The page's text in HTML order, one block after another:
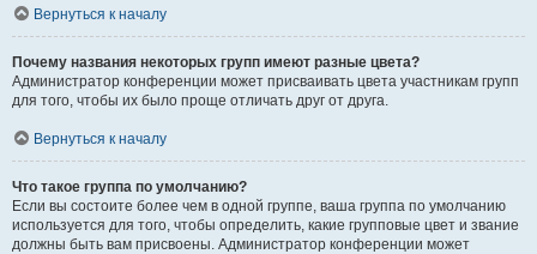
Вернуться к началу
Почему названия некоторых групп имеют разные цвета?
Администратор конференции может присваивать цвета участникам групп
для того, чтобы их было проще отличать друг от друга.
Вернуться к началу
Что такое группа по умолчанию?
Если вы состоите более чем в одной группе, ваша группа по умолчанию
используется для того, чтобы определить, какие групповые цвет и звание
должны быть вам присвоены. Администратор конференции может